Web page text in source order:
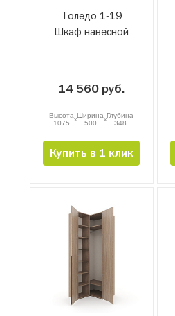
Толедо 1-19
Шкаф навесной
14 560 руб.
Высота
1075
xШирина
500
xГлубина
348
Купить в 1 клик